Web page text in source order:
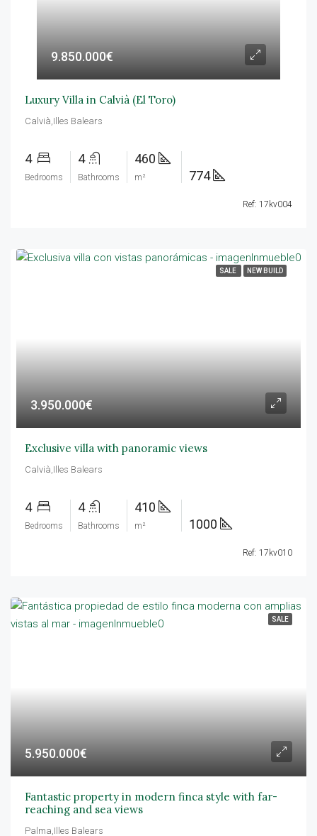
9.850.000€
Luxury Villa in Calvià (El Toro)
Calvià,Illes Balears
4
Bedrooms
4
Bathrooms
460
m² 774
Ref: 17kv004
SALE NEW BUILD
3.950.000€
Exclusive villa with panoramic views
Calvià,Illes Balears
4
Bedrooms
4
Bathrooms
410
m² 1000
Ref: 17kv010
SALE
5.950.000€
Fantastic property in modern finca style with far-
reaching and sea views
Palma,Illes Balears